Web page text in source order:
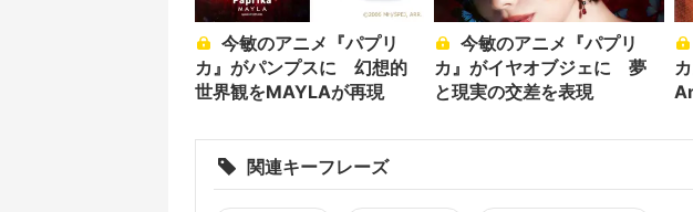
カ』がパンプスに 幻想的
世界観をMAYLAが再現
今敏のアニメ『パプリ
カ』がイヤオブジェに 夢
と現実の交差を表現
関連キーフレーズ